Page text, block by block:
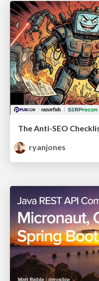
ryanjones